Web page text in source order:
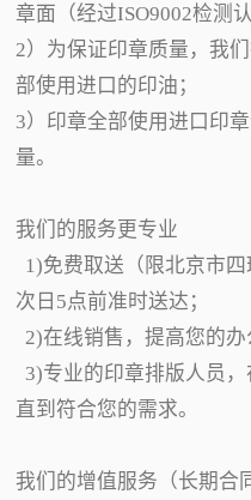
章面（经过ISO9002检测
2）为保证印章质量，我
部使用进口的印油；
3）印章全部使用进口印
量。
我们的服务更专业
1)免费取送（限北京市四
次日5点前准时送达；
2)在线销售，提高您的办
3)专业的印章排版人员，
直到符合您的需求。
我们的增值服务（长期合